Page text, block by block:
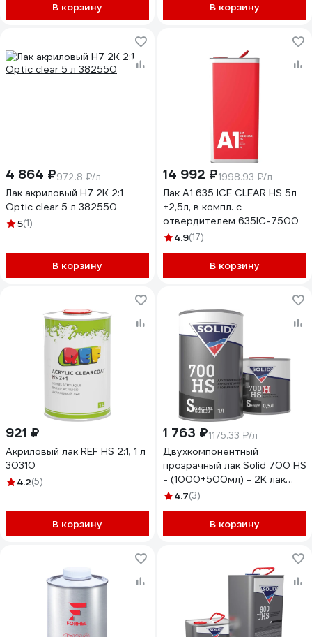
В корзину В корзину
4 864 ₽972.8 ₽/л
Лак акриловый H7 2K 2:1
Optic clear 5 л 382550
5(1)
В корзину
14 992 ₽1998.93 ₽/л
Лак A1 635 ICE CLEAR HS 5л
+2,5л, в компл. с
отвердителем 635IC-7500
4.9(17)
В корзину
921 ₽
Акриловый лак REF HS 2:1, 1 л
30310
4.2(5)
В корзину
1 763 ₽1175.33 ₽/л
Двухкомпонентный
прозрачный лак Solid 700 HS
- (1000+500мл) - 2K лак
системы HS 2+1 (в комп. с
4.7(3)
В корзину